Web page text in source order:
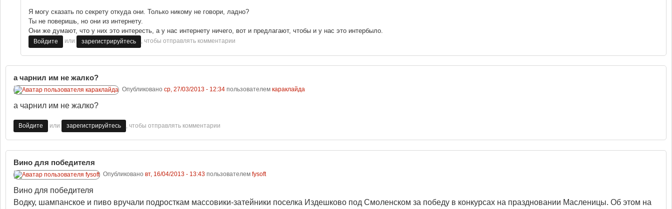
Я могу сказать по секрету откуда они. Только никому не говори, ладно?
Ты не поверишь, но они из интернету.
Они же думают, что у них это интересть, а у нас интернету ничего, вот и предлагают, чтобы и у нас это интербыло.
Войдите или зарегистрируйтесь , чтобы отправлять комментарии
а чарнил им не жалко?
Опубликовано ср, 27/03/2013 - 12:34пользователем караклайда
а чарнил им не жалко?
Войдите или зарегистрируйтесь , чтобы отправлять комментарии
Вино для победителя
Опубликовано вт, 16/04/2013 - 13:43пользователем fysoft
Вино для победителя
Водку, шампанское и пиво вручали подросткам массовики-затейники поселка Издешково под Смоленском за победу в конкурсах на праздновании Масленицы. Об этом на